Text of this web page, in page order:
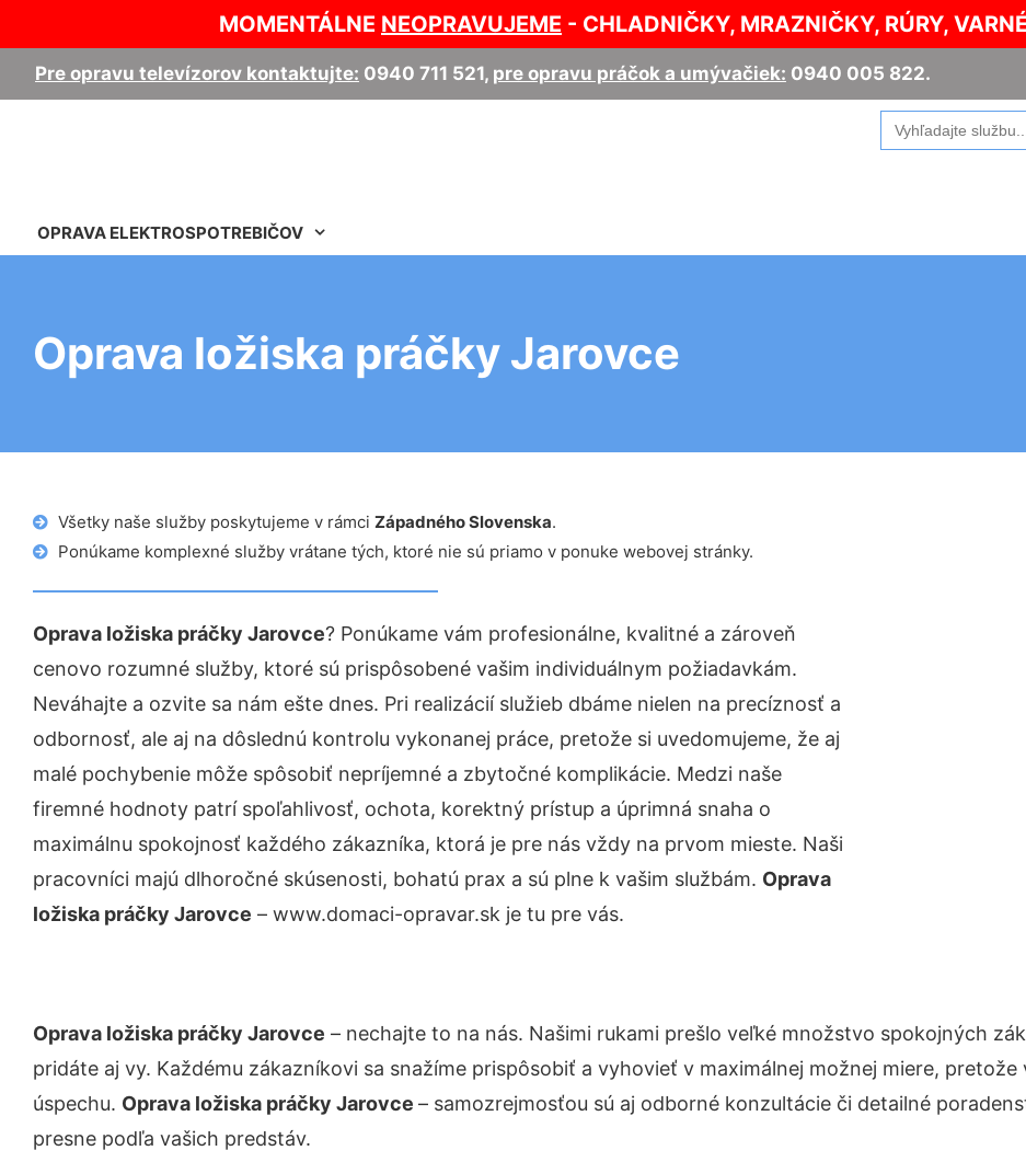
MOMENTÁLNE NEOPRAVUJEME - CHLADNIČKY, MRAZNIČKY, RÚRY,
Pre opravu televízorov kontaktujte: 0940 711 521, pre opravu práčok a umývačiek: 0940 005 822.
Search
for:
OPRAVA ELEKTROSPOTREBIČOV
Oprava ložiska práčky Jarovce
Všetky naše služby poskytujeme v rámci Západného Slovenska.
Ponúkame komplexné služby vrátane tých, ktoré nie sú priamo v ponuke webovej stránky.
Oprava ložiska práčky Jarovce? Ponúkame vám profesionálne, kvalitné a zároveň
cenovo rozumné služby, ktoré sú prispôsobené vašim individuálnym požiadavkám.
Neváhajte a ozvite sa nám ešte dnes. Pri realizácií služieb dbáme nielen na precíznosť a
odbornosť, ale aj na dôslednú kontrolu vykonanej práce, pretože si uvedomujeme, že aj
malé pochybenie môže spôsobiť nepríjemné a zbytočné komplikácie. Medzi naše
firemné hodnoty patrí spoľahlivosť, ochota, korektný prístup a úprimná snaha o
maximálnu spokojnosť každého zákazníka, ktorá je pre nás vždy na prvom mieste. Naši
pracovníci majú dlhoročné skúsenosti, bohatú prax a sú plne k vašim službám. Oprava
ložiska práčky Jarovce – www.domaci-opravar.sk je tu pre vás.
Oprava ložiska práčky Jarovce – nechajte to na nás. Našimi rukami prešlo veľké množstvo spokojných
pridáte aj vy. Každému zákazníkovi sa snažíme prispôsobiť a vyhovieť v maximálnej možnej miere,
úspechu. Oprava ložiska práčky Jarovce – samozrejmosťou sú aj odborné konzultácie či detailné
presne podľa vašich predstáv.